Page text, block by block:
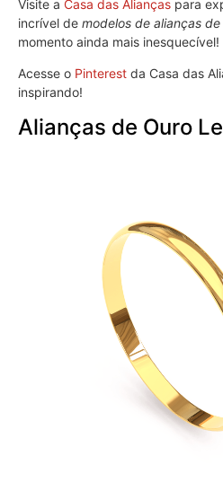
Visite a Casa das Alianças para
incrível de modelos de alianças
momento ainda mais inesquecível!
Acesse o Pinterest da Casa das
inspirando!
Alianças de Ouro